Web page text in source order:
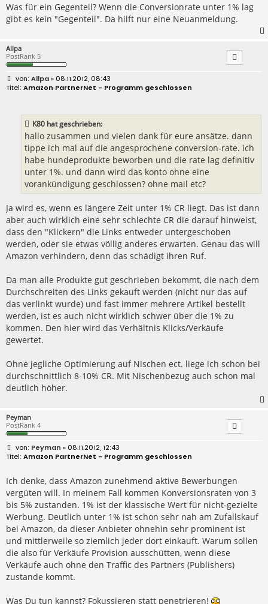
Was für ein Gegenteil? Wenn die Conversionrate unter 1% lag
gibt es kein "Gegenteil". Da hilft nur eine Neuanmeldung.
Allpa
PostRank 5
B
e
Allpa» 08.11.2012, 08:43
Amazon PartnerNet - Programm geschlossen
K80 hat geschrieben:
hallo zusammen und vielen dank für eure ansätze. dann
tippe ich mal auf die angesprochene conversion-rate. ich
habe hundeprodukte beworben und die rate lag definitiv
unter 1%. und dann wird das konto ohne eine
vorankündigung geschlossen? ohne mail etc?
Ja wird es, wenn es längere Zeit unter 1% CR liegt. Das ist dann
aber auch wirklich eine sehr schlechte CR die darauf hinweist,
dass den "Klickern" die Links entweder untergeschoben
werden, oder sie etwas völlig anderes erwarten. Genau das will
Amazon verhindern, denn das schädigt ihren Ruf.
Da man alle Produkte gut geschrieben bekommt, die nach dem
Durchschreiten des Links gekauft werden (nicht nur das auf
das verlinkt wurde) und fast immer mehrere Artikel bestellt
werden, ist es auch nicht wirklich schwer über die 1% zu
kommen. Den hier wird das Verhältnis Klicks/Verkäufe
gewertet.
Ohne jegliche Optimierung auf Nischen ect. liege ich schon bei
durchschnittlich 8-10% CR. Mit Nischenbezug auch schon mal
deutlich höher.
Peyman
PostRank 4
B
e
r
a
g
Peyman » 08.11.2012, 12:43
Amazon PartnerNet - Programm geschlossen
Ich denke, dass Amazon zunehmend aktive Bewerbungen
vergüten will. In meinem Fall kommen Konversionsraten von 3
bis 5% zustanden. 1% ist der klassische Wert für nicht-gezielte
Werbung. Deutlich unter 1% ist schon sehr nah am Zufallskauf
bei Amazon, da dieser Anbieter ohnehin sehr prominent ist
und mittlerweile so ziemlich jeder dort einkauft. Warum sollen
die also für Verkäufe Provision ausschütten, wenn diese
Verkäufe auch ohne den Traffic des Partners (Publishers)
zustande kommt.
Was Du tun kannst? Fokussieren statt penetrieren!